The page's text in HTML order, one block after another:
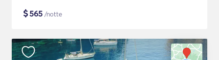
$565 /notte